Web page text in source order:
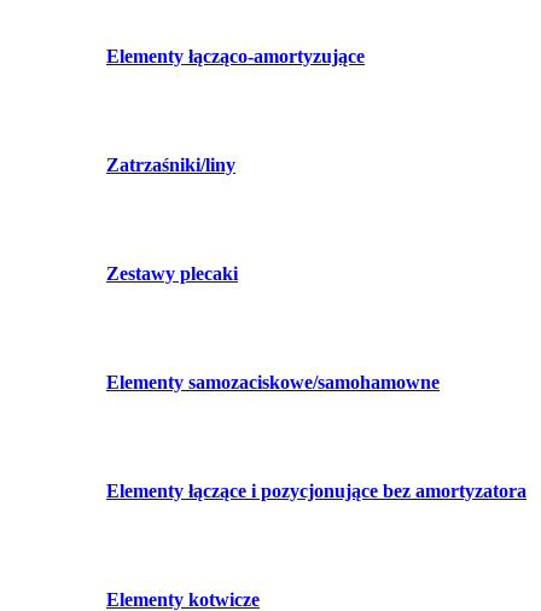
Elementy łącząco-amortyzujące
Zatrzaśniki/liny
Zestawy plecaki
Elementy samozaciskowe/samohamowne
Elementy łączące i pozycjonujące bez amortyzatora
Elementy kotwicze